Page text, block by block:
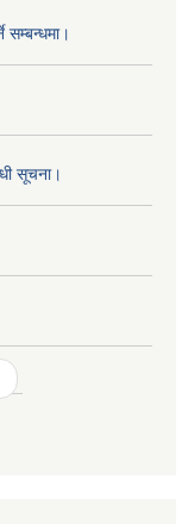
सम्बन्धमा।
सूचना।